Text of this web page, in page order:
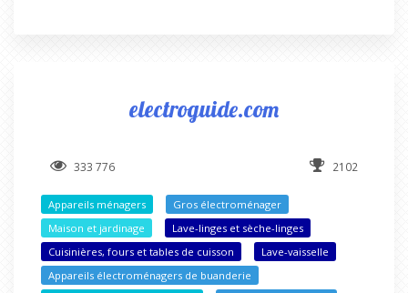
electroguide.com
333 776 2102
Appareils ménagers
Gros électroménager
Maison et jardinage
Lave-linges et sèche-linges
Cuisinières, fours et tables de cuisson
Lave-vaisselle
Appareils électroménagers de buanderie